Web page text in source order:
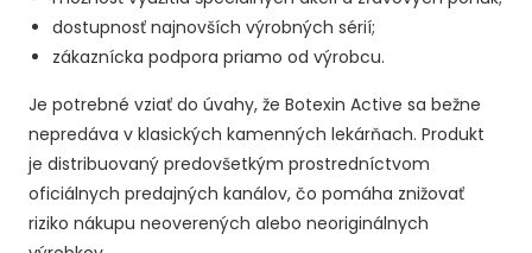
dostupnosť najnovších výrobných sérií;
zákaznícka podpora priamo od výrobcu.
Je potrebné vziať do úvahy, že Botexin Active sa bežne
nepredáva v klasických kamenných lekárňach. Produkt
je distribuovaný predovšetkým prostredníctvom
oficiálnych predajných kanálov, čo pomáha znižovať
riziko nákupu neoverených alebo neoriginálnych